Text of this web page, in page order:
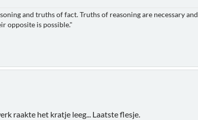
and truths of fact. Truths of reasoning are necessary
opposite is possible."
raakte het kratje leeg... Laatste flesje.